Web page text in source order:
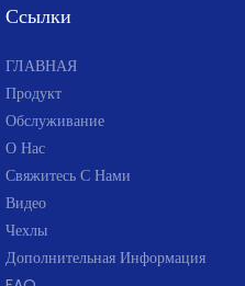
Ссылки
ГЛАВНАЯ
Продукт
Обслуживание
О Нас
Свяжитесь С Нами
Видео
Чехлы
Дополнительная Информация